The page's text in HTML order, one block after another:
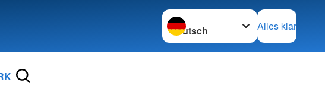
Sprache wechseln zu
Alles klar